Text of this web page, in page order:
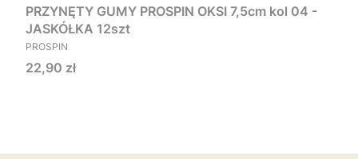
PRZYNĘTY GUMY PROSPIN OKSI 7,5cm kol 04 -
JASKÓŁKA 12szt
PRODUCENT
PROSPIN
Cena
22,90 zł